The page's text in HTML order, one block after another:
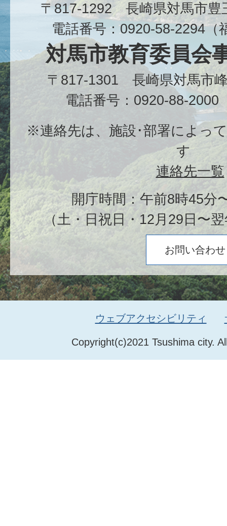
〒817-1292 長崎県対馬市
電話番号：0920-58-2294（
対馬市教育委員会
〒817-1301 長崎県対馬市
電話番号：0920-88-2000
※連絡先は、施設･部署によっ
す
連絡先一覧
開庁時間：午前8時45分
（土・日祝日・12月29日〜
お問い合わせ
Copyright(c)2021 Tsushima city.
ウェブアクセシビリティ